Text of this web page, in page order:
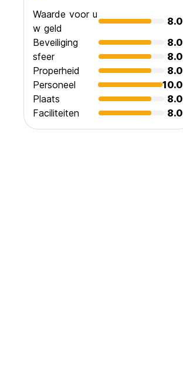
Waarde voor u
w geld
8.0
Beveiliging
8.0
sfeer
8.0
Properheid
8.0
Personeel
10.0
Plaats
8.0
Faciliteiten
8.0